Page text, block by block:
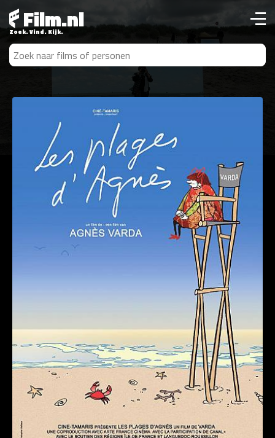
Film.nl
Zoek. Vind. Kijk.